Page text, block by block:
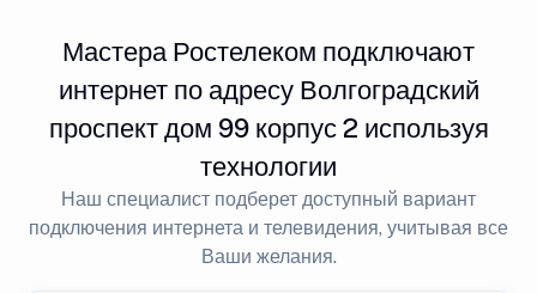
Мастера Ростелеком подключают
интернет по адресу Волгоградский
проспект дом 99 корпус 2 используя
технологии
Наш специалист подберет доступный вариант
подключения интернета и телевидения, учитывая все
Ваши желания.